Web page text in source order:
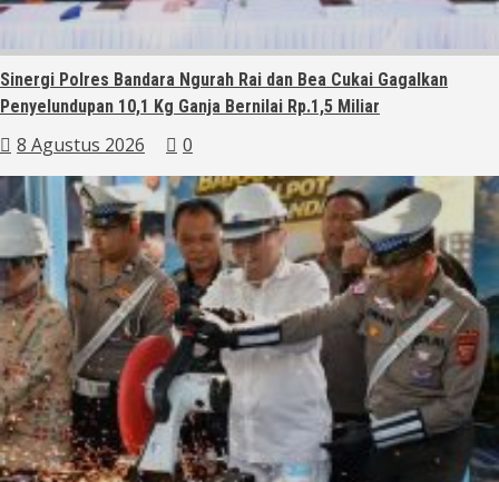
Sinergi Polres Bandara Ngurah Rai dan Bea Cukai Gagalkan
Penyelundupan 10,1 Kg Ganja Bernilai Rp.1,5 Miliar
8 Agustus 2026 0